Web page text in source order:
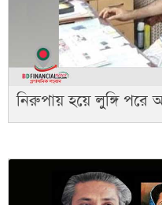
নিরুপায় হয়ে লুঙ্গি